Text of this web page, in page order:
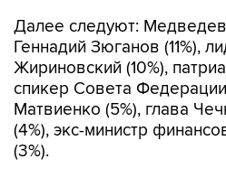
Далее следуют:
Геннадий Зюганов (11%),
Жириновский (10%),
спикер Совета
Матвиенко (5%), глава
(4%), экс-министр
(3%).